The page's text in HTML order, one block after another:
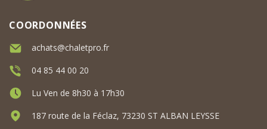
COORDONNÉES
achats@chaletpro.fr
04 85 44 00 20
Lu Ven de 8h30 à 17h30
187 route de la Féclaz, 73230 ST ALBAN LEYSSE